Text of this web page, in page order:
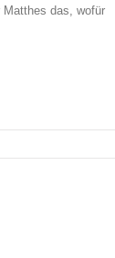
Matthes das, wofür